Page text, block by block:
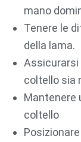
mano
Tenere le
della lama.
Assicurarsi
coltello sia
Mantenere
coltello